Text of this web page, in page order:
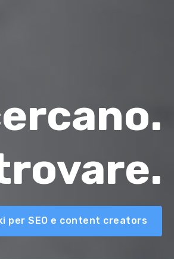
per SEO e content creators